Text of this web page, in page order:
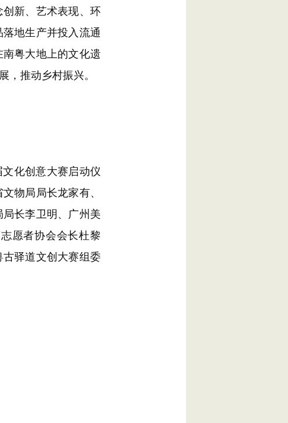
新、艺术表现、环
地生产并投入流通
粤大地上的文化遗
，推动乡村振兴。
化创意大赛启动仪
物局局长龙家有、
长李卫明、广州美
愿者协会会长杜黎
驿道文创大赛组委